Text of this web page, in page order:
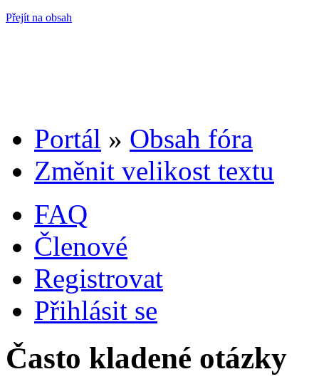
Přejít na obsah
Portál » Obsah fóra
Změnit velikost textu
FAQ
Členové
Registrovat
Přihlásit se
Často kladené otázky